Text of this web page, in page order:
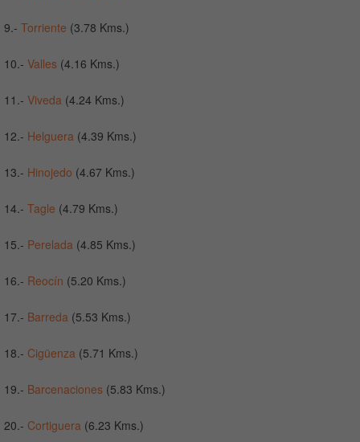
9.- Torriente (3.78 Kms.)
10.- Valles (4.16 Kms.)
11.- Viveda (4.24 Kms.)
12.- Helguera (4.39 Kms.)
13.- Hinojedo (4.67 Kms.)
14.- Tagle (4.79 Kms.)
15.- Perelada (4.85 Kms.)
16.- Reocín (5.20 Kms.)
17.- Barreda (5.53 Kms.)
18.- Cigüenza (5.71 Kms.)
19.- Barcenaciones (5.83 Kms.)
20.- Cortiguera (6.23 Kms.)